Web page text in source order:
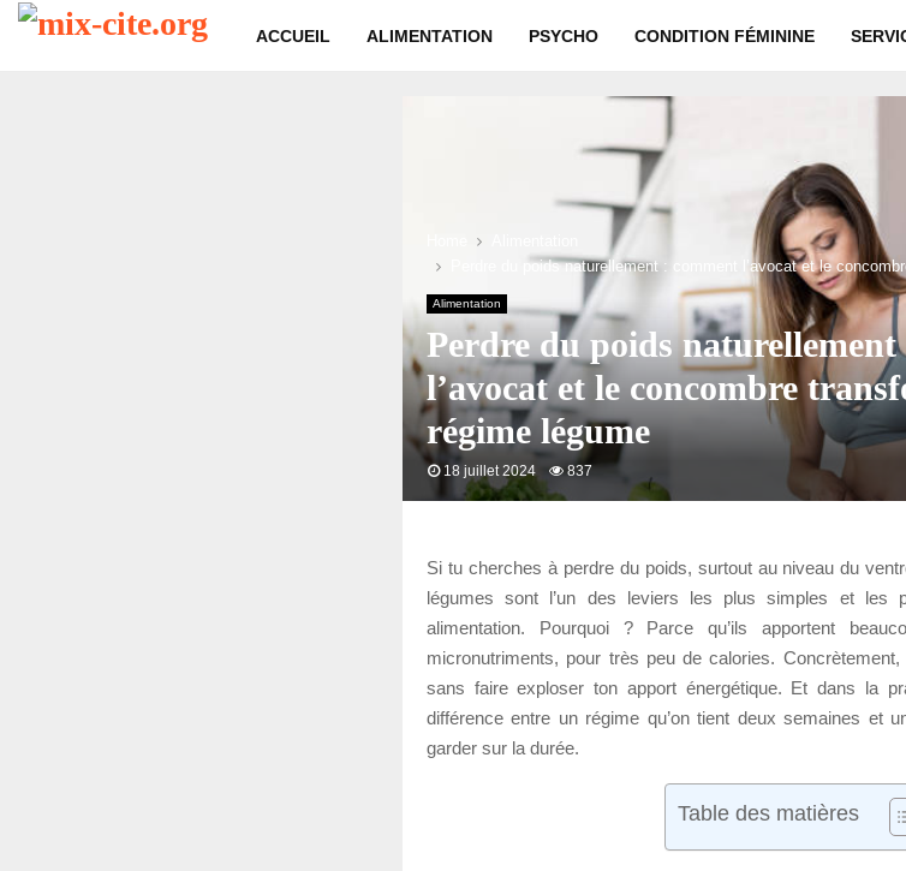
ACCUEIL ALIMENTATION PSYCHO CONDITION FÉMININE
Perdre du poids naturellement : comment l’avocat et le
Alimentation
Perdre du poids
l’avocat et le concombre
régime légume
18 juillet 2024 837
Si tu cherches à perdre du poids, surtout au niveau du
légumes sont l’un des leviers les plus simples et les
alimentation. Pourquoi ? Parce qu’ils apportent
micronutriments, pour très peu de calories.
sans faire exploser ton apport énergétique. Et dans la
différence entre un régime qu’on tient deux semaines et
garder sur la durée.
Table des matières